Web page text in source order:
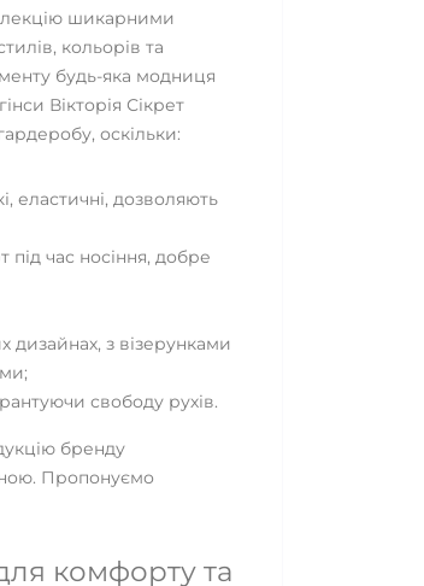
шикарними
кольорів та
будь-яка модниця
Вікторія Сікрет
оскільки:
еластичні, дозволяють
час носіння, добре
дизайнах, з візерунками
свободу рухів.
бренду
Пропонуємо
комфорту та